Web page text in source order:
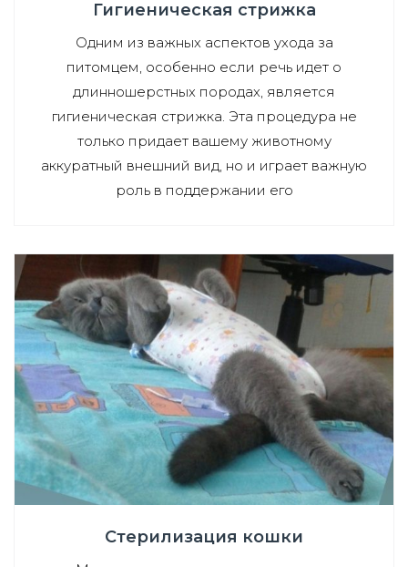
Гигиеническая стрижка
Одним из важных аспектов ухода за
питомцем, особенно если речь идет о
длинношерстных породах, является
гигиеническая стрижка. Эта процедура не
только придает вашему животному
аккуратный внешний вид, но и играет важную
роль в поддержании его
Стерилизация кошки